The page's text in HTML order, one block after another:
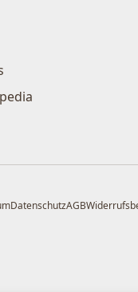
DatenschutzAGB